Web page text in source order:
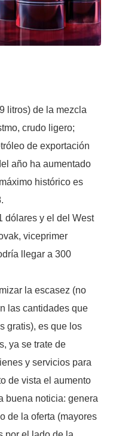
litros) de la mezcla
crudo ligero;
de exportación
año ha aumentado
histórico es
dólares y el del West
viceprimer
llegar a 300
la escasez (no
las cantidades que
gratis), es que los
ya se trate de
y servicios para
de vista el aumento
buena noticia: genera
de la oferta (mayores